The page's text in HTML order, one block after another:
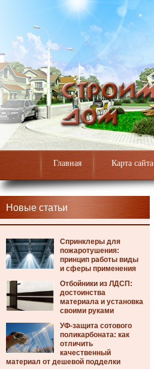
Главная Карта сайта
Новые статьи
Спринклеры для
пожаротушения:
принцип работы виды
и сферы применения
Отбойники из ЛДСП:
достоинства
материала и установка
своими руками
УФ-защита сотового
поликарбоната: как
отличить
качественный
материал от дешевой подделки